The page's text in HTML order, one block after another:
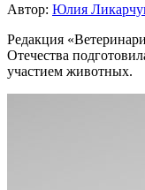
Автор: Юлия
Редакция
Отечества
участием животных.